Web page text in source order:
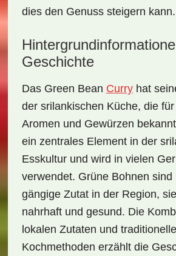
dies den Genuss steigern kann.
Geschichte
Das Green Bean Curryhat
der srilankischen Küche, die
Aromen und Gewürzen
ein zentrales Element in der
Esskultur und wird in vielen
verwendet. Grüne Bohnen sind
gängige Zutat in der Region,
nahrhaft und gesund. Die
lokalen Zutaten und
Kochmethoden erzählt die